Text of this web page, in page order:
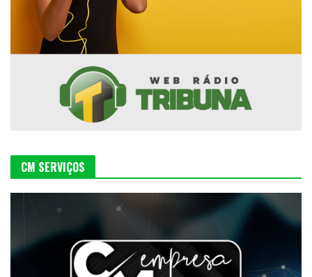
CM SERVIÇOS